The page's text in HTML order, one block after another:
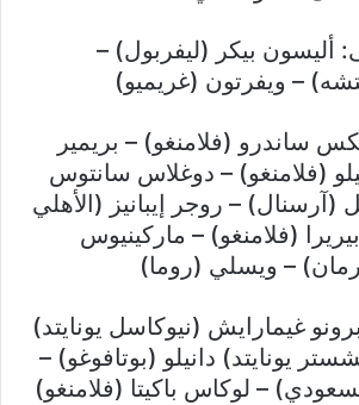
أليسون بيكر (ليفربول) –
– ويفرتون (غريميو)
ساندرو (فلامنغو) – بريمير
(فلامنغو) – دوغلاس سانتوس
(آرسنال) – روجر إيبانيز (الأهلي
(فلامنغو) – ماركينيوس
– ويسلي (روما)
غيمارايش (نيوكاسل يونايتد)
يونايتد) دانيلو (بوتافوغو) –
السعودي) – لوكاس باكيتا (فلامنغو)